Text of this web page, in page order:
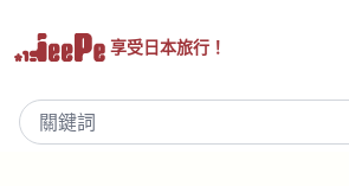
享受日本旅行！